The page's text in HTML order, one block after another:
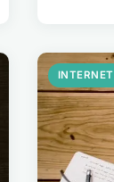
INTERNET